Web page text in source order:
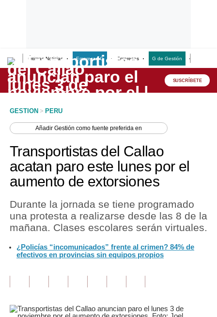
Últimas Noticias Empresas G Empresas G de Gestión
Lo último
Peru Quiosco
Economía
Mercados
Política
Finanzas Personales
Inmobiliarias
Opinión
SUSCRÍBETE
GESTION > PERU
AñadirGestión como fuente preferida en
Transportistas del Callao
acatan paro este lunes por el
aumento de extorsiones
Durante la jornada se tiene programado
una protesta a realizarse desde las 8 de la
mañana. Clases escolares serán virtuales.
¿Policías “incomunicados” frente al crimen? 84% de
efectivos en provincias sin equipos propios